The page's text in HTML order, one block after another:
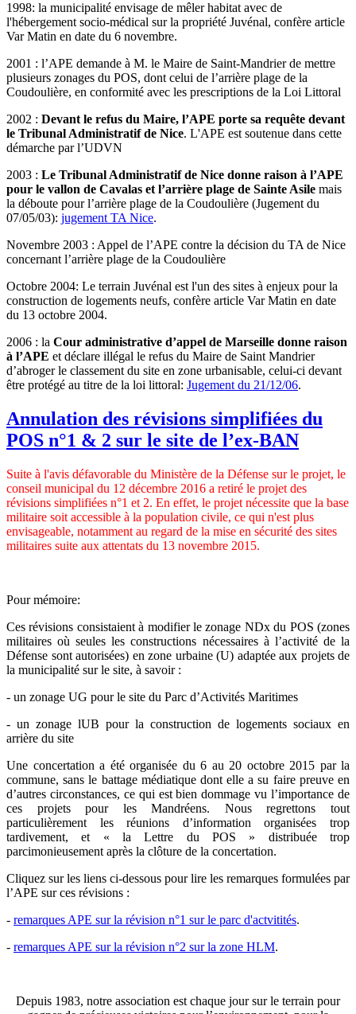
1998: la municipalité envisage de mêler habitat avec de
l'hébergement socio-médical sur la propriété Juvénal, confère article
Var Matin en date du 6 novembre.
2001 : l’APE demande à M. le Maire de Saint-Mandrier de mettre
plusieurs zonages du POS, dont celui de l’arrière plage de la
Coudoulière, en conformité avec les prescriptions de la Loi Littoral
2002 : Devant le refus du Maire, l’APE porte sa requête devant
le Tribunal Administratif de Nice. L'APE est soutenue dans cette
démarche par l’UDVN
2003 : Le Tribunal Administratif de Nice donne raison à l’APE
pour le vallon de Cavalas et l’arrière plage de Sainte Asile mais
la déboute pour l’arrière plage de la Coudoulière (Jugement du
07/05/03): jugement TA Nice.
Novembre 2003 : Appel de l’APE contre la décision du TA de Nice
concernant l’arrière plage de la Coudoulière
Octobre 2004: Le terrain Juvénal est l'un des sites à enjeux pour la
construction de logements neufs, confère article Var Matin en date
du 13 octobre 2004.
2006 : la Cour administrative d’appel de Marseille donne raison
à l’APE et déclare illégal le refus du Maire de Saint Mandrier
d’abroger le classement du site en zone urbanisable, celui-ci devant
être protégé au titre de la loi littoral: Jugement du 21/12/06.
Annulation des révisions simplifiées du
POS n°1 & 2 sur le site de l’ex-BAN
Suite à l'avis défavorable du Ministère de la Défense sur le projet, le
conseil municipal du 12 décembre 2016 a retiré le projet des
révisions simplifiées n°1 et 2. En effet, le projet nécessite que la base
militaire soit accessible à la population civile, ce qui n'est plus
envisageable, notamment au regard de la mise en sécurité des sites
militaires suite aux attentats du 13 novembre 2015.
Pour mémoire:
Ces révisions consistaient à modifier le zonage NDx du POS (zones
militaires où seules les constructions nécessaires à l’activité de la
Défense sont autorisées) en zone urbaine (U) adaptée aux projets de
la municipalité sur le site, à savoir :
- un zonage UG pour le site du Parc d’Activités Maritimes
- un zonage lUB pour la construction de logements sociaux en
arrière du site
Une concertation a été organisée du 6 au 20 octobre 2015 par la
commune, sans le battage médiatique dont elle a su faire preuve en
d’autres circonstances, ce qui est bien dommage vu l’importance de
ces projets pour les Mandréens. Nous regrettons tout
particulièrement les réunions d’information organisées trop
tardivement, et « la Lettre du POS » distribuée trop
parcimonieusement après la clôture de la concertation.
Cliquez sur les liens ci-dessous pour lire les remarques formulées par
l’APE sur ces révisions :
- remarques APE sur la révision n°1 sur le parc d'actvitités.
- remarques APE sur la révision n°2 sur la zone HLM.
Depuis 1983, notre association est chaque jour sur le terrain pour